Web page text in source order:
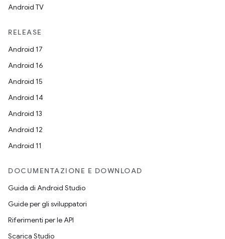
Android TV
RELEASE
Android 17
Android 16
Android 15
Android 14
Android 13
Android 12
Android 11
DOCUMENTAZIONE E DOWNLOAD
Guida di Android Studio
Guide per gli sviluppatori
Riferimenti per le API
Scarica Studio